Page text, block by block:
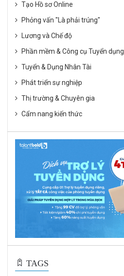
Tạo Hồ sơ Online
Phỏng vấn "Là phải trúng"
Lương và Chế độ
Phần mềm & Công cụ Tuyển dụng
Tuyển & Dụng Nhân Tài
Phát triển sự nghiệp
Thị trường & Chuyên gia
Cẩm nang kiến thức
TAGS